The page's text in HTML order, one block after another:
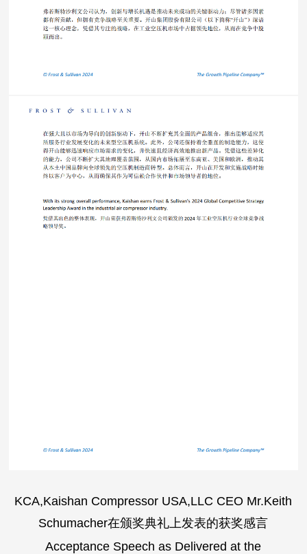
KCA,Kaishan Compressor USA,LLC CEO Mr.Keith
Schumacher在颁奖典礼上发表的获奖感言
Acceptance Speech as Delivered at the